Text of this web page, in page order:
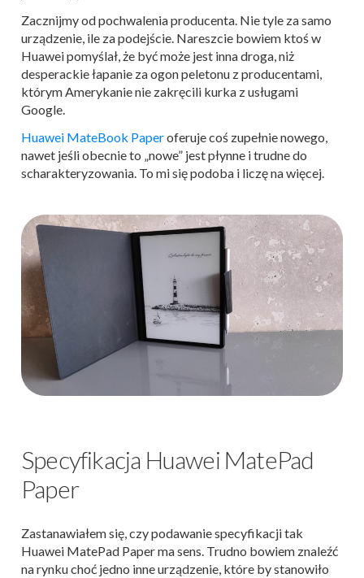
Zacznijmy od pochwalenia producenta. Nie tyle za samo
urządzenie, ile za podejście. Nareszcie bowiem ktoś w
Huawei pomyślał, że być może jest inna droga, niż
desperackie łapanie za ogon peletonu z producentami,
którym Amerykanie nie zakręcili kurka z usługami
Google.
Huawei MateBook Paperoferuje coś zupełnie nowego,
nawet jeśli obecnie to „nowe” jest płynne i trudne do
scharakteryzowania. To mi się podoba i liczę na więcej.
Specyfikacja Huawei MatePad
Paper
Zastanawiałem się, czy podawanie specyfikacji tak
Huawei MatePad Paper ma sens. Trudno bowiem znaleźć
na rynku choć jedno inne urządzenie, które by stanowiło